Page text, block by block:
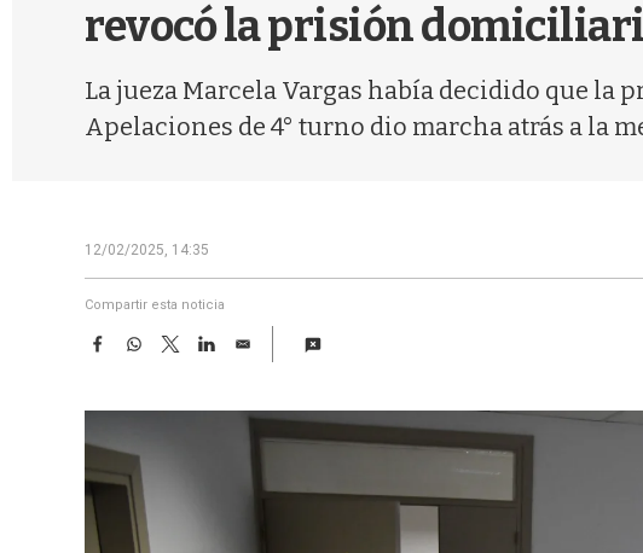
revocó la prisión
La jueza Marcela Vargas había decidido que la
Apelaciones de 4° turno dio marcha atrás a la
12/02/2025, 14:35
Compartir esta noticia
F
e
o
o
W
t
A
p
p
T
w
t
L
k
E
i